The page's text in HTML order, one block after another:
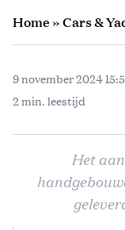
Home»Cars &
9 november 2024
2 min. leestijd
Het